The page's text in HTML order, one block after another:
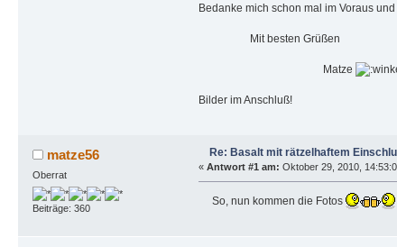
Bedanke mich schon mal im Voraus
Mit besten Grüßen
Matze
Bilder im Anschluß!
matze56
Oberrat
Beiträge: 360
Re: Basalt mit rätzelhaftem
« Antwort #1 am: Oktober 29, 2010,
So, nun kommen die Fotos